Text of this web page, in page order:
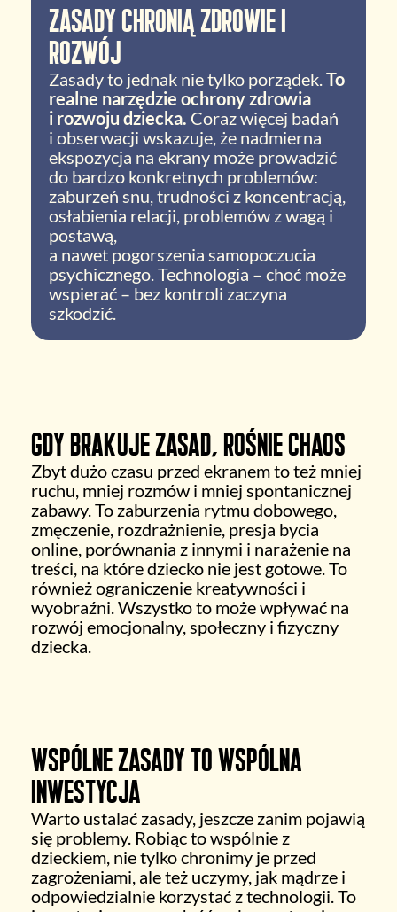
Zasady chronią zdrowie i
rozwój
Zasady to jednak nie tylko porządek.To
realne narzędzie ochrony zdrowia
i rozwoju dziecka. Coraz więcej badań
i obserwacji wskazuje, że nadmierna
ekspozycja na ekrany może prowadzić
do bardzo konkretnych problemów:
zaburzeń snu, trudności z koncentracją,
osłabienia relacji, problemów z wagą i
postawą,
a nawet pogorszenia samopoczucia
psychicznego. Technologia – choć może
wspierać – bez kontroli zaczyna
szkodzić.
Gdy brakuje zasad, rośnie chaos
Zbyt dużo czasu przed ekranem to też mniej
ruchu, mniej rozmów i mniej spontanicznej
zabawy. To zaburzenia rytmu dobowego,
zmęczenie, rozdrażnienie, presja bycia
online, porównania z innymi i narażenie na
treści, na które dziecko nie jest gotowe. To
również ograniczenie kreatywności i
wyobraźni. Wszystko to może wpływać na
rozwój emocjonalny, społeczny i fizyczny
dziecka.
Wspólne zasady to wspólna
inwestycja
Warto ustalać zasady, jeszcze zanim pojawią
się problemy. Robiąc to wspólnie z
dzieckiem, nie tylko chronimy je przed
zagrożeniami, ale też uczymy, jak mądrze i
odpowiedzialnie korzystać z technologii. To